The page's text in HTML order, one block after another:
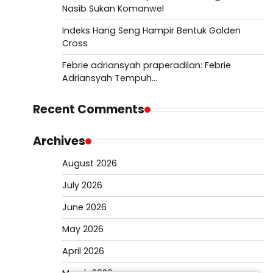
Nasib Sukan Komanwel
Indeks Hang Seng Hampir Bentuk Golden
Cross
Febrie adriansyah praperadilan: Febrie
Adriansyah Tempuh…
Recent Comments
Archives
August 2026
July 2026
June 2026
May 2026
April 2026